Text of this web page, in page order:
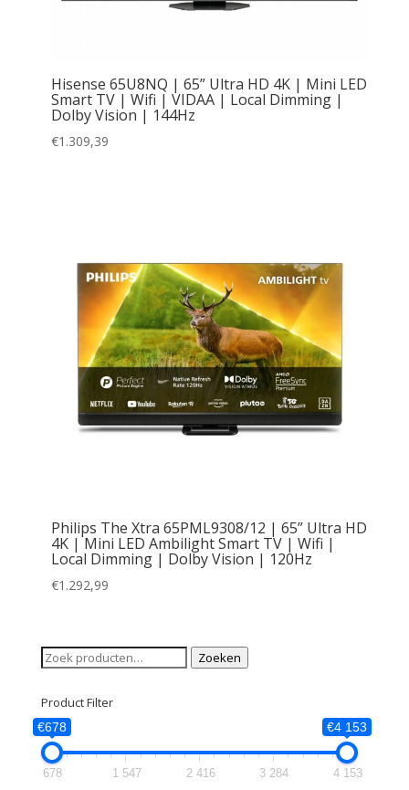
Hisense 65U8NQ | 65” Ultra HD 4K | Mini LED
Smart TV | Wifi | VIDAA | Local Dimming |
Dolby Vision | 144Hz
€1.309,39
Philips The Xtra 65PML9308/12 | 65” Ultra HD
4K | Mini LED Ambilight Smart TV | Wifi |
Local Dimming | Dolby Vision | 120Hz
€1.292,99
Zoeken
naar:
Zoeken
Product Filter
€678 €4 153
678 1 547 2 416 3 284 4 153